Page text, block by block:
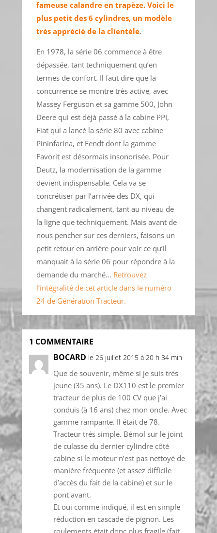
fameuse calandre en trapèze. Voici le
plus petit des 6 cylindres, un modèle
très apprécié de la clientèle.
En 1978, la série 06 commence à être
dépassée, tant techniquement qu’en
termes de confort. Il faut dire que la
concurrence se montre très active, avec
Massey Ferguson et sa gamme 500, John
Deere qui est déjà passé à la cabine PPI,
Fiat qui a lancé la série 80 avec cabine
Pininfarina, et Fendt dont la gamme
Favorit est désormais insonorisée. Pour
Deutz, la modernisation de la gamme
devient indispensable. Cela va se
concrétiser par l’arrivée des DX, qui
changent radicalement, tant au niveau de
la ligne que techniquement. Mais avant de
nous pencher sur ces derniers, faisons un
petit retour en arrière pour voir ce qu’il
manquait à la série 06 pour répondre à la
demande du marché… Retrouvez
l’intégralité de cet article dans le numéro
24 de Génération Tracteur.
1 COMMENTAIRE
BOCARD le 26 juillet 2015 à 20 h 34 min
Que de souvenir, même si je suis trés
jeune (35 ans). Le DX110 est le premier
tracteur de plus de 100 CV que j’ai
conduis (à 16 ans) chez mon oncle. Avec
gamme rampante. Il était de 78.
Tracteur trés simple. Bémol sur le joint
de culasse du dernier cylindre côté
cabine si le moteur n’est pas nettoyé de
manière fréquente (et assez difficile
d’accès du fait de la cabine) et sur le
pont avant.
Et oui comme indiqué, il est en simple
réduction en cascade de pignon. Les